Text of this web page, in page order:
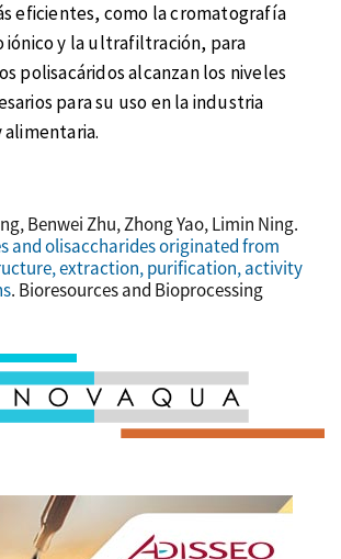
eficientes, como la cromatografía
iónico y la ultrafiltración, para
polisacáridos alcanzan los niveles
para su uso en la industria
Benwei Zhu, Zhong Yao, Limin Ning.
and olisaccharides originated from
extraction, purification, activity
. Bioresources and Bioprocessing